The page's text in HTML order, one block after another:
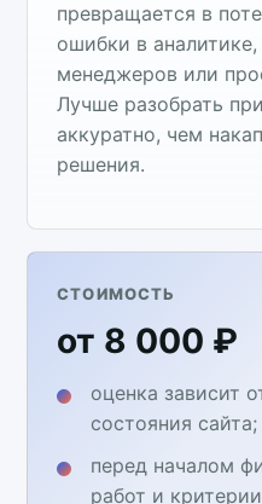
превращается в
ошибки в
менеджеров или
Лучше разобрать
аккуратно, чем
решения.
СТОИМОСТЬ
от 8 000 ₽
оценка зависит
состояния сайта;
перед началом
работ и